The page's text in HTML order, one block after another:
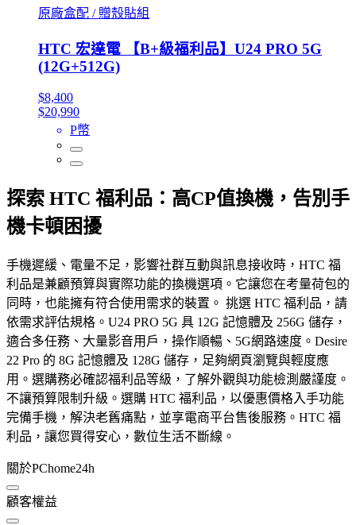
原廠盒配 / 贈殼貼組
HTC 宏達電 【B+級福利品】U24 PRO 5G
(12G+512G)
$8,400
$20,990
P幣
探索 HTC 福利品：高CP值換機，告別手
機卡頓困擾
手機遲緩、電量不足，影響社群互動與訊息接收時，HTC 福
利品是兼顧預算與實際功能的換機選項。它讓您在考量荷包的
同時，也能擁有符合使用需求的裝置。 挑選 HTC 福利品，請
依需求評估規格。U24 PRO 5G 具 12G 記憶體及 256G 儲存，
適合多任務、大量影音用戶，操作順暢、5G網路速度。Desire
22 Pro 的 8G 記憶體及 128G 儲存，足夠網頁瀏覽與輕度應
用。選購務必確認福利品等級，了解外觀與功能檢測嚴謹度。
不讓預算限制升級。選購 HTC 福利品，以優惠價格入手功能
完備手機，解決老舊痛點，並享電商平台售後服務。HTC 福
利品，讓您買得安心，數位生活不斷線。
關於PChome24h
顧客權益